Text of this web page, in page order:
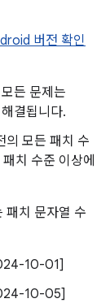
버전 확인
든 문제는
결됩니다.
모든 패치 수
치 수준 이상에
패치 문자열 수
10-01]
10-05]